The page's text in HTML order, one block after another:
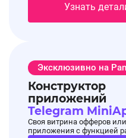
Узнать
Эксклюзивно на
Конструктор
приложений
Telegram
Своя витрина офферов
приложения с функцией